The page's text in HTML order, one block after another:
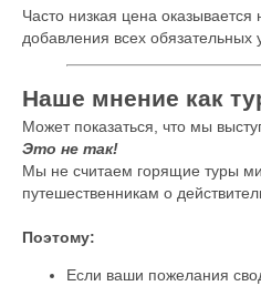
Часто низкая цена
добавления всех обязательных
Наше мнение как
Может показаться, что мы
Это не так!
Мы не считаем горящие туры
путешественникам о
Поэтому:
Если ваши пожелания